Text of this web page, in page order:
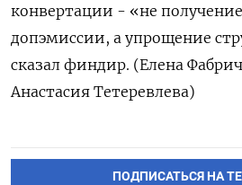
конвертации - «не
допэмиссии, а ‌упрощение
сказал финдир. (Елена
Анастасия Тетеревлева)
ПОДПИСАТЬСЯ НА